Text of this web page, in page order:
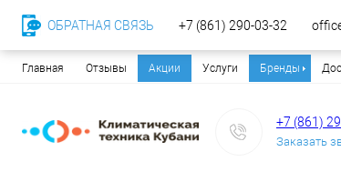
Главная Отзывы Акции Услуги Бренды
+7 (861)
Заказать
ОБРАТНАЯ СВЯЗЬ +7 (861) 290-03-32